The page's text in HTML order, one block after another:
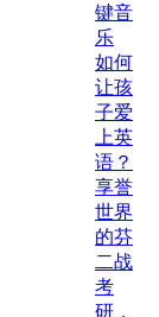
键音
乐
如何
让孩
子爱
上英
语？
享誉
世界
的芬
二战
考
研，